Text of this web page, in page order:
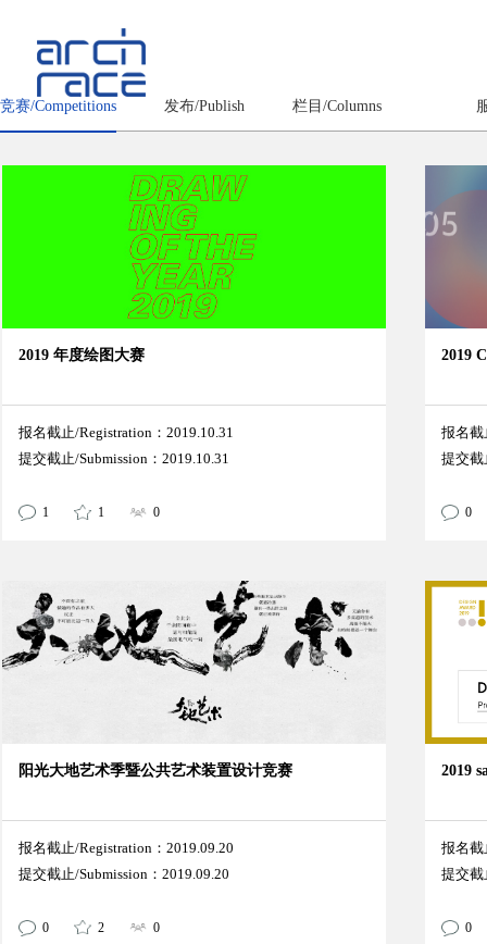
竞赛/Competitions 发布/Publish 栏目/Columns
2019 年度绘图大赛
报名截止/Registration：2019.10.31
提交截止/Submission：2019.10.31
1 1 0
2019
报名截
提交截
0
阳光大地艺术季暨公共艺术装置设计竞赛
报名截止/Registration：2019.09.20
提交截止/Submission：2019.09.20
0 2 0
2019
报名截
提交截
0